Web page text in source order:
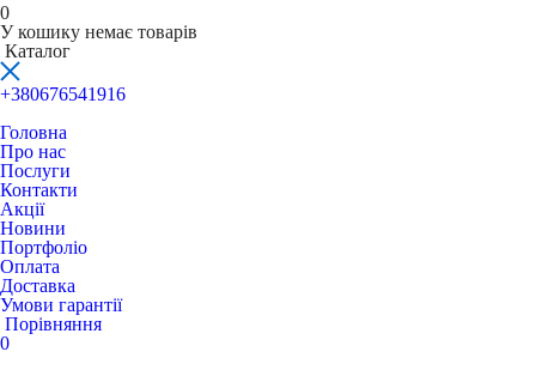
0
У кошику немає товарів
Каталог
+380676541916
Головна
Про нас
Послуги
Контакти
Акції
Новини
Портфоліо
Оплата
Доставка
Умови гарантії
Порівняння
0